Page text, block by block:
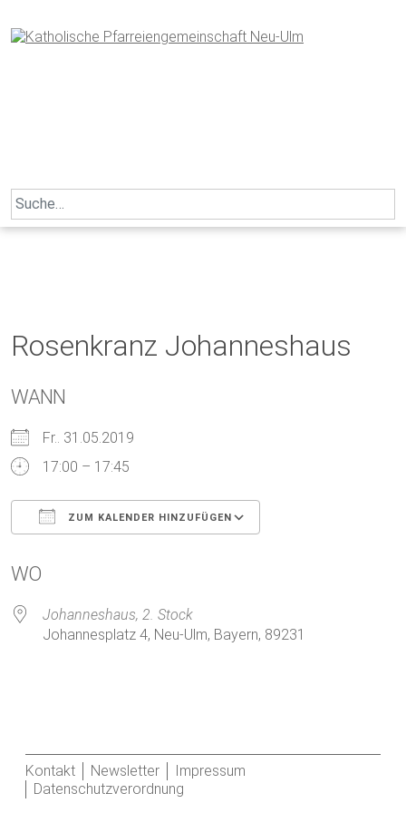
to
content
Search
for:
Rosenkranz Johanneshaus
WANN
Fr.. 31.05.2019
17:00 – 17:45
ZUM KALENDER HINZUFÜGEN
WO
Johanneshaus, 2. Stock
Johannesplatz 4, Neu-Ulm, Bayern, 89231
Kontakt Newsletter
Impressum
Datenschutzverordnung